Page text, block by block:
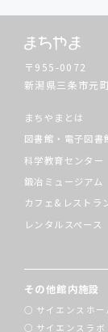
〒955-0072
新潟県三条市元
まちやまとは
図書館・電子図書
科学教育センター
鍛冶ミュージアム
カフェ&レストラ
レンタルスペース
その他館内施設
サイエンスホー
サイエンスラボ